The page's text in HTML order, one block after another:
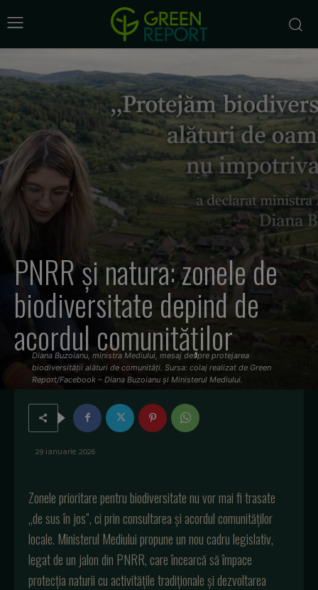
PNRR și natura: zonele de
biodiversitate depind de
acordul comunităților
Diana Buzoianu, ministra Mediului, mesaj despre protejarea
biodiversității alături de comunități. Sursa: colaj realizat de Green
Report/Facebook – Diana Buzoianu și Ministerul Mediului.
29 ianuarie 2026
Zonele prioritare pentru biodiversitate nu vor mai fi trasate
„de sus în jos”, ci prin consultarea și acordul comunităților
locale. Ministerul Mediului propune un nou cadru legislativ,
legat de un jalon din PNRR, care încearcă să împace
protecția naturii cu activitățile tradiționale și dezvoltarea